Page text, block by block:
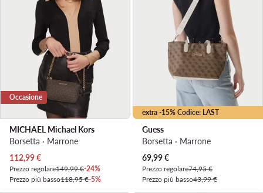
Occasione
MICHAEL Michael Kors
Borsetta · Marrone
Prezzo attuale
112,99€
Prezzo regolare149,99 €-24%
Prezzo più basso118,95 €-5%
extra -15% Codice: LAST
Guess
Borsetta · Marrone
Prezzo attuale
69,99€
Prezzo regolare74,95 €
Prezzo più basso43,99 €